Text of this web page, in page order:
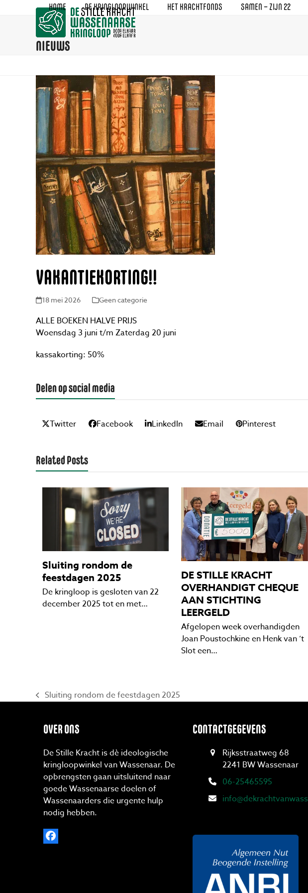
HOME DE KRINGLOOPWINKEL HET KRACHTFONDS SAMEN – ZIJN 22
NIEUWS
VAKANTIEKORTING!!
18 mei 2026 Geen categorie
ALLE BOEKEN HALVE PRIJS
Woensdag 3 juni t/m Zaterdag 20 juni
kassakorting: 50%
Delen op social media
Twitter Facebook LinkedIn Email Pinterest
Related Posts
Sluiting rondom de
feestdagen 2025
De kringloop is gesloten van 22
december 2025 tot en met…
DE STILLE KRACHT
OVERHANDIGT CHEQUE
AAN STICHTING
LEERGELD
Afgelopen week overhandigden
Joan Poustochkine en Henk van ’t
Slot een…
previous
Sluiting rondom de feestdagen 2025
OVER ONS
De Stille Kracht is dè ideologische
kringloopwinkel van Wassenaar. De
opbrengsten gaan uitsluitend naar
goede Wassenaarse doelen of
Wassenaarders die urgente hulp
nodig hebben.
Facebook
CONTACTGEGEVENS
Rijksstraatweg 68
2241 BW Wassenaar
06-25465595